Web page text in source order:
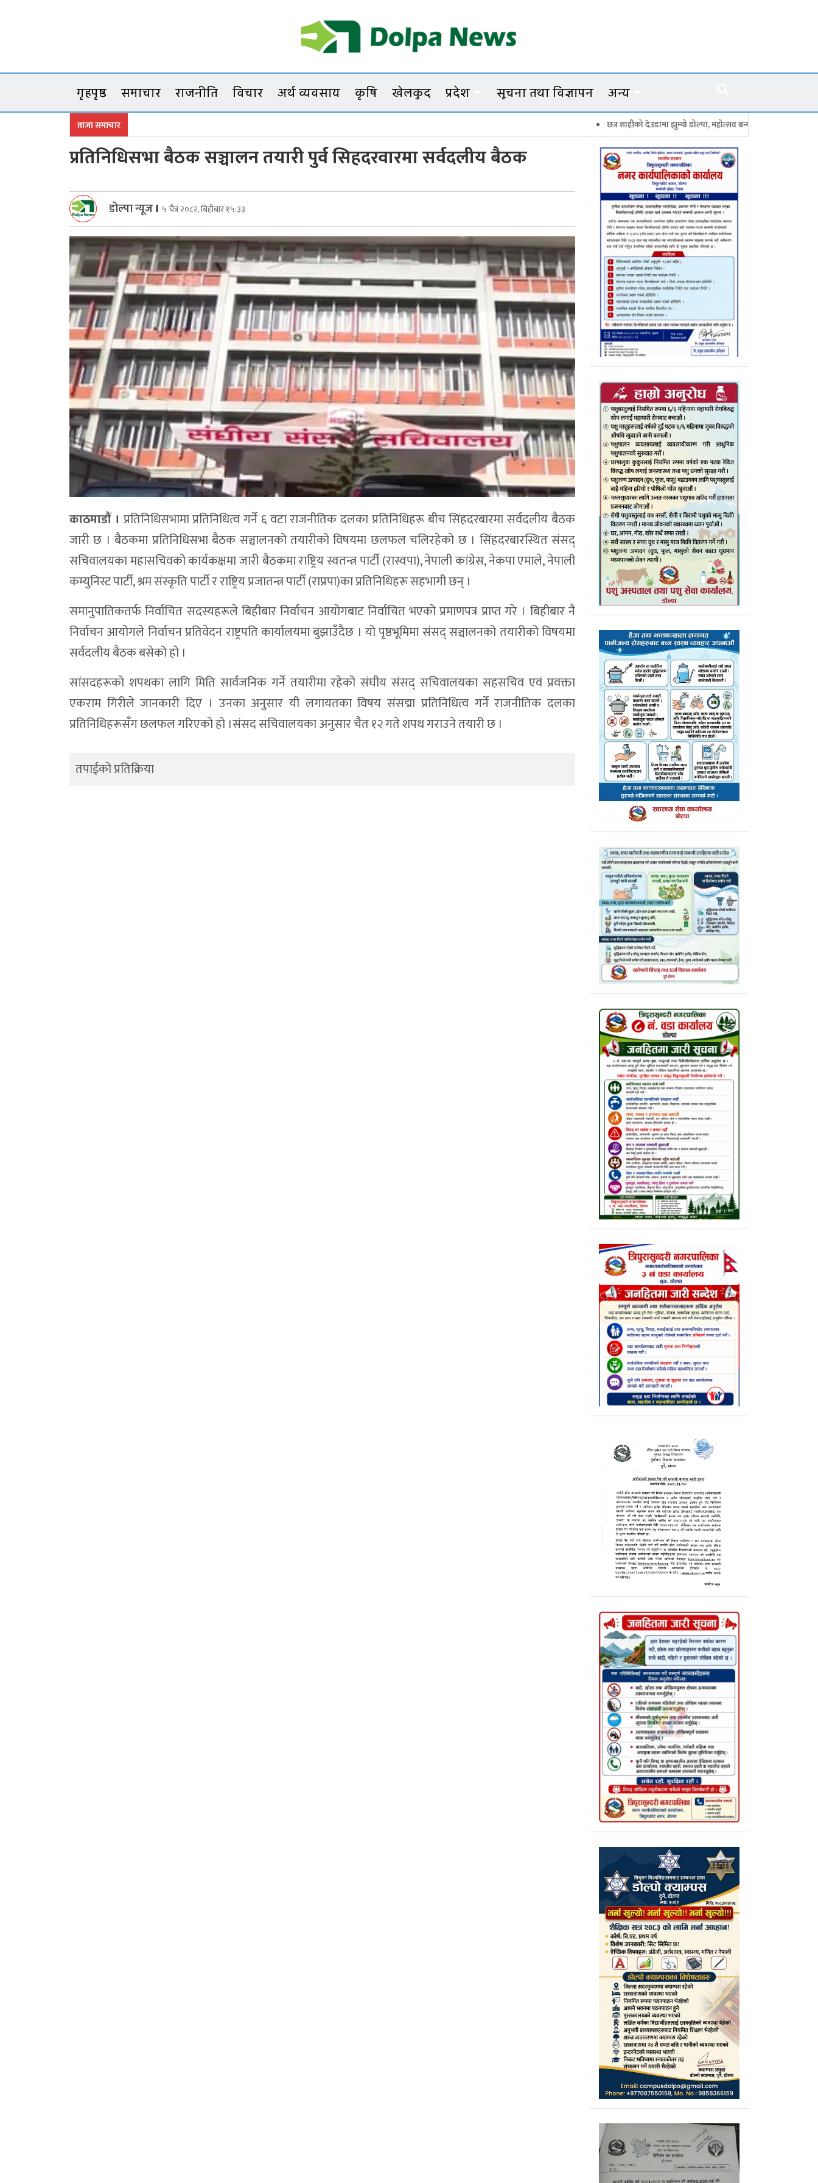
Dolpanews
गृहपृष्ठ समाचार राजनीति विचार अर्थ व्यवसाय कृषि खेलकुद प्रदेश सूचना तथा विज्ञापन अन्य
ताजा समाचार छत्र शाहीको देउडामा झुम्यो डोल्पा, महोत्सव बन्यो कर्णालीको सांगीतिक उत्सव
प्रतिनिधिसभा बैठक सञ्चालन तयारी पुर्व सिहदरवारमा सर्वदलीय बैठक
डोल्पा न्यूज । ५ चैत्र २०८२, बिहीबार १५:३३
काठमाडौं । प्रतिनिधिसभामा प्रतिनिधित्व गर्ने ६ वटा राजनीतिक दलका प्रतिनिधिहरू बीच सिंहदरबारमा सर्वदलीय बैठक
जारी छ । बैठकमा प्रतिनिधिसभा बैठक सञ्चालनको तयारीको विषयमा छलफल चलिरहेको छ । सिंहदरबारस्थित संसद्
सचिवालयका महासचिवको कार्यकक्षमा जारी बैठकमा राष्ट्रिय स्वतन्त्र पार्टी (रास्वपा), नेपाली कांग्रेस, नेकपा एमाले, नेपाली
कम्युनिस्ट पार्टी, श्रम संस्कृति पार्टी र राष्ट्रिय प्रजातन्त्र पार्टी (राप्रपा)का प्रतिनिधिहरू सहभागी छन् ।
समानुपातिकतर्फ निर्वाचित सदस्यहरूले बिहीबार निर्वाचन आयोगबाट निर्वाचित भएको प्रमाणपत्र प्राप्त गरे । बिहीबार नै
निर्वाचन आयोगले निर्वाचन प्रतिवेदन राष्ट्रपति कार्यालयमा बुझाउँदैछ । यो पृष्ठभूमिमा संसद् सञ्चालनको तयारीको विषयमा
सर्वदलीय बैठक बसेको हो ।
सांसदहरूको शपथका लागि मिति सार्वजनिक गर्ने तयारीमा रहेको संघीय संसद् सचिवालयका सहसचिव एवं प्रवक्ता
एकराम गिरीले जानकारी दिए । उनका अनुसार यी लगायतका विषय संसद्मा प्रतिनिधित्व गर्ने राजनीतिक दलका
प्रतिनिधिहरूसँग छलफल गरिएको हो ।संसद सचिवालयका अनुसार चैत १२ गते शपथ गराउने तयारी छ ।
तपाईको प्रतिक्रिया